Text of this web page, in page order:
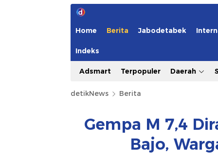
Home Berita Jabodetabek
Indeks
Adsmart Terpopuler Daerah
detikNews Berita
Gempa M 7,4
Bajo,